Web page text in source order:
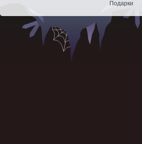
Подарки